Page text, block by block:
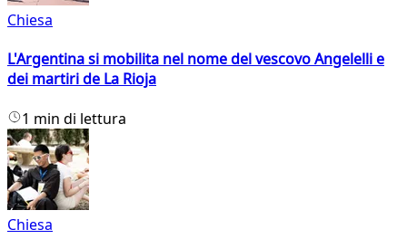
Chiesa
L'Argentina si mobilita nel nome del vescovo Angelelli e
dei martiri de La Rioja
1 min di lettura
Chiesa